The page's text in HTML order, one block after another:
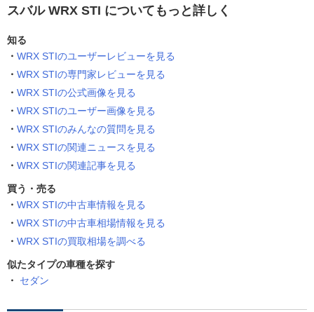
スバル WRX STI についてもっと詳しく
知る
WRX STIのユーザーレビューを見る
WRX STIの専門家レビューを見る
WRX STIの公式画像を見る
WRX STIのユーザー画像を見る
WRX STIのみんなの質問を見る
WRX STIの関連ニュースを見る
WRX STIの関連記事を見る
買う・売る
WRX STIの中古車情報を見る
WRX STIの中古車相場情報を見る
WRX STIの買取相場を調べる
似たタイプの車種を探す
セダン